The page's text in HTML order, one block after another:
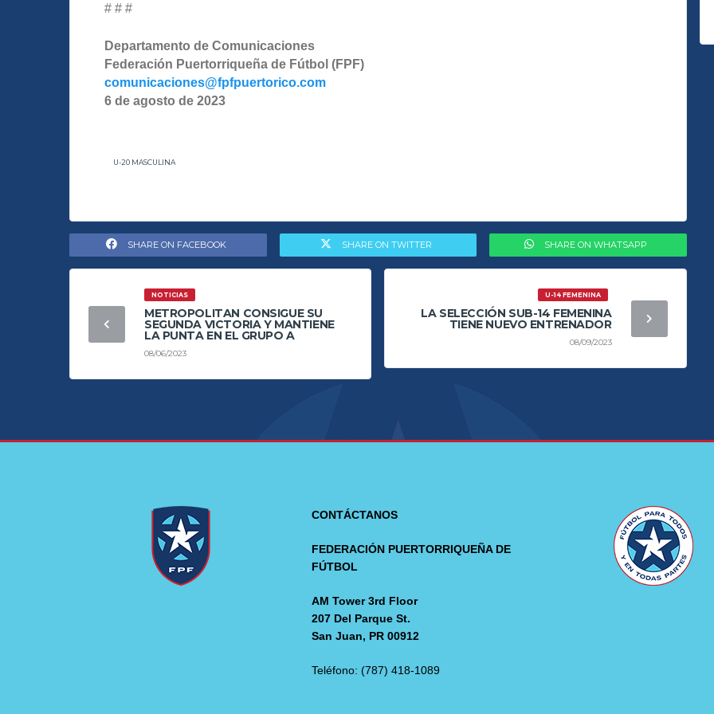
# # #
Departamento de Comunicaciones
Federación Puertorriqueña de Fútbol (FPF)
comunicaciones@fpfpuertorico.com
6 de agosto de 2023
U-20 MASCULINA
SHARE ON FACEBOOK SHARE ON TWITTER SHARE ON WHATSAPP
NOTICIAS
METROPOLITAN CONSIGUE SU
SEGUNDA VICTORIA Y MANTIENE
LA PUNTA EN EL GRUPO A
08/06/2023
U-14 FEMENINA
LA SELECCIÓN SUB-14 FEMENINA
TIENE NUEVO ENTRENADOR
08/09/2023
CONTÁCTANOS
FEDERACIÓN PUERTORRIQUEÑA DE
FÚTBOL
AM Tower 3rd Floor
207 Del Parque St.
San Juan, PR 00912
Teléfono: (787) 418-1089